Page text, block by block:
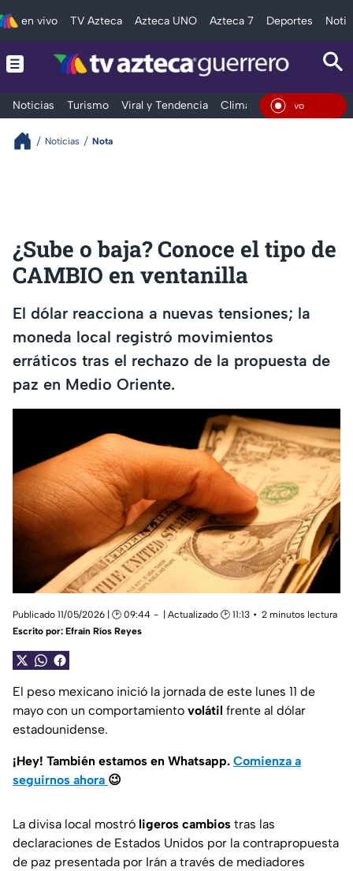
en vivo TV Azteca Azteca UNO Azteca 7 Deportes
Noticias Turismo Viral y Tendencia Clima Deportes En
Noticias Nota
¿Sube o baja? Conoce el tipo de
CAMBIO en ventanilla
El dólar reacciona a nuevas tensiones; la
moneda local registró movimientos
erráticos tras el rechazo de la propuesta de
paz en Medio Oriente.
Publicado 11/05/2026 | 🕑 09:44 | Actualizado 🕑 11:13
2 minutos lectura
Escrito por: Efraín Ríos Reyes
El peso mexicano inició la jornada de este lunes 11 de
mayo con un comportamiento volátil frente al dólar
estadounidense.
¡Hey! También estamos en Whatsapp. Comienza a
seguirnos ahora 😉
La divisa local mostró ligeros cambios tras las
declaraciones de Estados Unidos por la contrapropuesta
de paz presentada por Irán a través de mediadores